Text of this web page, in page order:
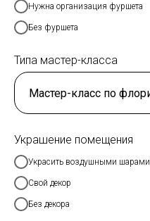
Нужна организация фуршета
Без фуршета
Типа мастер-класса
Украшение помещения
Украсить воздушными шарами
Свой декор
Без декора